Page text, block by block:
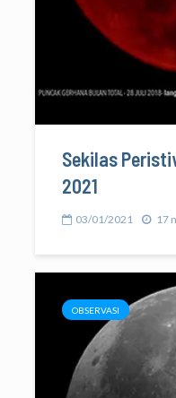
Sekilas
2021
03/01/2021 17
OBSERVASI